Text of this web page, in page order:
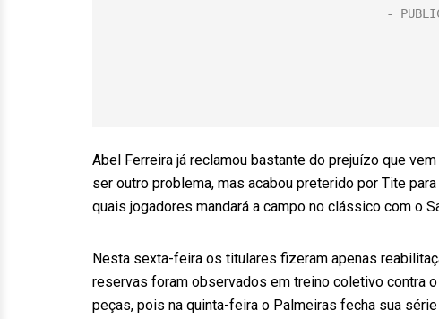
Abel Ferreira já reclamou bastante do prejuízo que
ser outro problema, mas acabou preterido por Tite
quais jogadores mandará a campo no clássico com o
Nesta sexta-feira os titulares fizeram apenas
reservas foram observados em treino coletivo contra
peças, pois na quinta-feira o Palmeiras fecha sua